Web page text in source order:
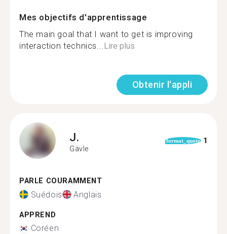
Mes objectifs d'apprentissage
The main goal that I want to get is improving
interaction technics...Lire plus
Obtenir l'appli
J.
Gävle
format_quote 1
PARLE COURAMMENT
Suédois Anglais
APPREND
Coréen